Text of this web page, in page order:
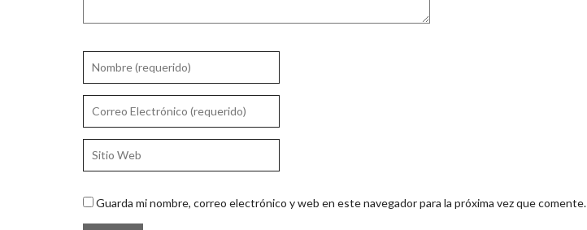
Guarda mi nombre, correo electrónico y web en este navegador para la próxima vez que comente.